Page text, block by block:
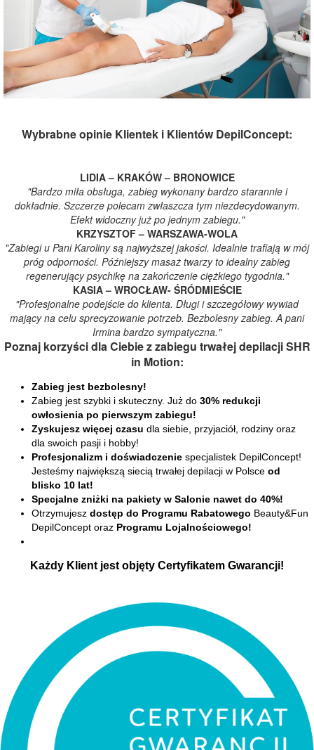
Wybrabne opinie Klientek i Klientów DepilConcept:
LIDIA – KRAKÓW – BRONOWICE
"Bardzo miła obsługa, zabieg wykonany bardzo starannie i
dokładnie. Szczerze polecam zwłaszcza tym niezdecydowanym.
Efekt widoczny już po jednym zabiegu."
KRZYSZTOF – WARSZAWA-WOLA
"Zabiegi u Pani Karoliny są najwyższej jakości. Idealnie trafiają w mój
próg odporności. Późniejszy masaż twarzy to idealny zabieg
regenerujący psychikę na zakończenie ciężkiego tygodnia."
KASIA – WROCŁAW- ŚRÓDMIEŚCIE
"Profesjonalne podejście do klienta. Długi i szczegółowy wywiad
mający na celu sprecyzowanie potrzeb. Bezbolesny zabieg. A pani
Irmina bardzo sympatyczna."
Poznaj korzyści dla Ciebie z zabiegu trwałej depilacji SHR
in Motion:
Zabieg jest bezbolesny!
Zabieg jest szybki i skuteczny. Już do 30% redukcji
owłosienia po pierwszym zabiegu!
Zyskujesz więcej czasu dla siebie, przyjaciół, rodziny oraz
dla swoich pasji i hobby!
Profesjonalizm i doświadczenie specjalistek DepilConcept!
Jesteśmy największą siecią trwałej depilacji w Polsce od
blisko 10 lat!
Specjalne zniżki na pakiety w Salonie nawet do 40%!
Otrzymujesz dostęp do Programu Rabatowego Beauty&Fun
DepilConcept oraz Programu Lojalnościowego!
Każdy Klient jest objęty Certyfikatem Gwarancji!